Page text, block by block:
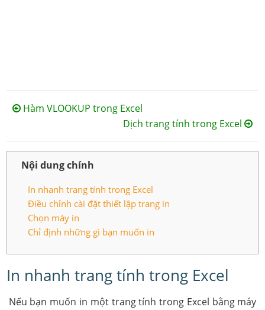
Hàm VLOOKUP trong Excel
Dịch trang tính trong Excel
Nội dung chính
In nhanh trang tính trong Excel
Điều chỉnh cài đặt thiết lập trang in
Chọn máy in
Chỉ định những gì bạn muốn in
In nhanh trang tính trong Excel
Nếu bạn muốn in một trang tính trong Excel bằng máy